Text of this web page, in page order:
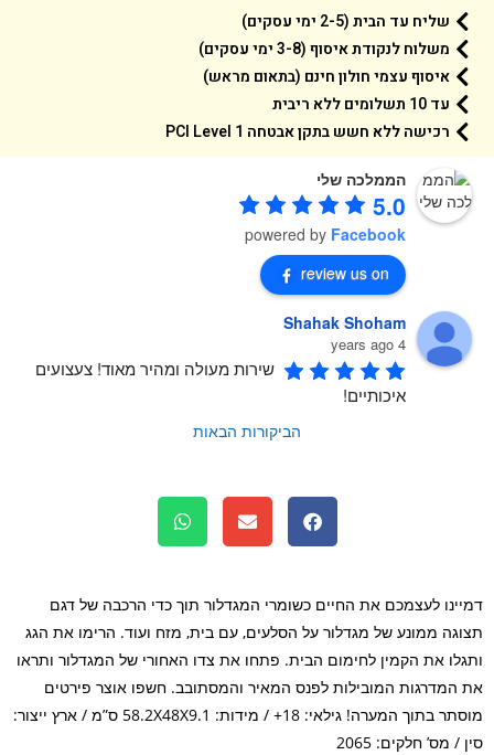
שליח עד הבית (2-5 ימי עסקים)
משלוח לנקודת איסוף (3-8 ימי עסקים)
איסוף עצמי חולון חינם (בתאום מראש)
עד 10 תשלומים ללא ריבית
רכישה ללא חשש בתקן אבטחה 1 PCI Level
הממלכה שלי
5.0
powered byFacebook
review us on
Shahak Shoham
4 years ago
שירות מעולה ומהיר מאוד! צעצועים
איכותיים!
הביקורות הבאות
לעצמכם את החיים כשומרי המגדלור תוך כדי הרכבה של דגם
ממונע של מגדלור על הסלעים, עם בית, מזח ועוד. הרימו את הגג
את הקמין לחימום הבית. פתחו את צדו האחורי של המגדלור ותראו
המובילות לפנס המאיר והמסתובב. חשפו אוצר פירטים
מוסתר בתוך המערה! גילאי: 18+ / מידות: 58.2X48X9.1 ס”מ / ארץ ייצור:
מס’ חלקים: 2065